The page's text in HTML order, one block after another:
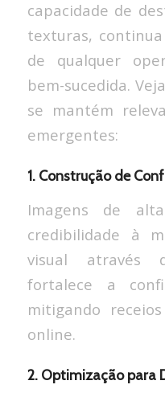
capacidade de
texturas,
de qualquer
bem-sucedida.
se mantém
emergentes:
1. Construção de
Imagens de
credibilidade à
visual através
fortalece a
mitigando
online.
2. Optimização para